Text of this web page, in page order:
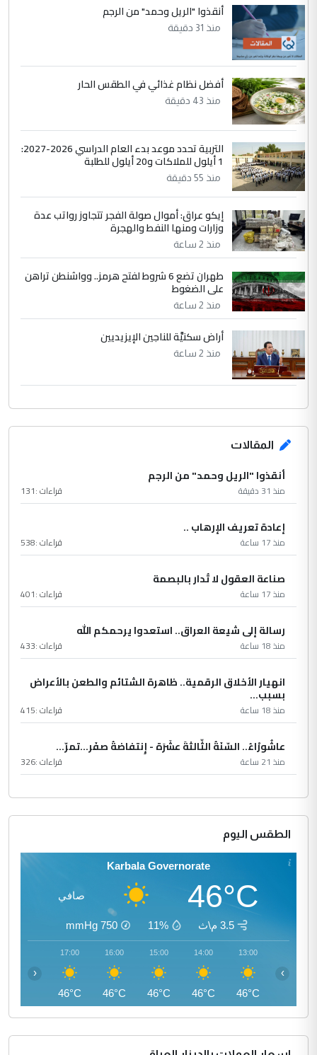
عبد الأمير جاسم هليل
التعليق : نحن اباء الطلاب الأوائل على العراق
نتشرف بلقاء السيد احمد الصافي في العتبات
الحسنية لزرع ...
الموضوع :
مكتب السيد احمد الصافي : لا يوجود
لدينا اي حساب على الفيس بوك وتويتر
أنقذوا "الريل وحمد" من الرجم
منذ 31 دقيقة
أفضل نظام غذائي في الطقس الحار
منذ 43 دقيقة
التربية تحدد موعد بدء العام الدراسي 2026-2027:
1 أيلول للملاكات و20 أيلول للطلبة
منذ 55 دقيقة
إيكو عراق: أموال صولة الفجر تتجاوز رواتب عدة
وزارات ومنها النفط والهجرة
منذ 2 ساعة
طهران تضع 6 شروط لفتح هرمز.. وواشنطن تراهن
على الضغوط
منذ 2 ساعة
أراض سكنيَّة للناجين الإيزيديين
منذ 2 ساعة
المقالات
أنقذوا "الريل وحمد" من الرجم
منذ 31 دقيقة قراءات :131
إعادة تعريف الإرهاب ..
منذ 17 ساعة قراءات :538
صناعة العقول لا تُدار بالبصمة
منذ 17 ساعة قراءات :401
رسالة إلى شيعة العراق.. استعدوا يرحمكم الله
منذ 18 ساعة قراءات :433
انهيار الأخلاق الرقمية.. ظاهرة الشتائم والطعن بالأعراض
بسبب...
منذ 18 ساعة قراءات :415
عاشُورْاءُ.. السّنَةُ الثّالثةَ عشَرَة - إِنتفاضةُ صفَر…تمرّ...
منذ 21 ساعة قراءات :326
الطقس اليوم
Karbala Governorate
46°C صافي
3.5 م\ث 11%
750
mmHg
13:00
46°C
14:00
46°C
15:00
46°C
16:00
46°C
17:00
46°C
‹ ›